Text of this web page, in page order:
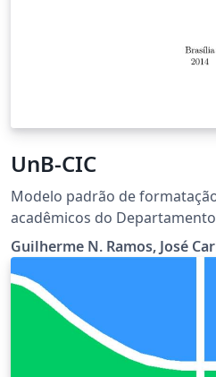
UnB-CIC
Modelo padrão de
acadêmicos do
Computação da Universidade
existe para padronizar a
portanto evite modificar a
configurações/pacotes
Guilherme N. Ramos, José